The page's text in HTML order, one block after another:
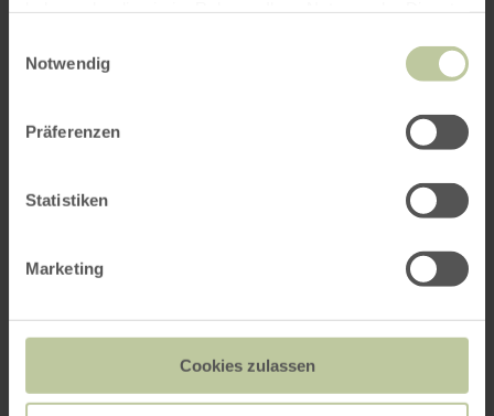
Notwendig
Präferenzen
Statistiken
Marketing
Cookies zulassen